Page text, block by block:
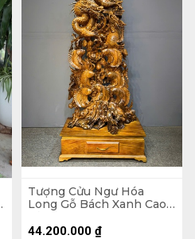
Tượng Cửu Ngư Hóa
Long Gỗ Bách Xanh Cao
45 (cm) - Kỷ Cao 30
44.200.000 ₫